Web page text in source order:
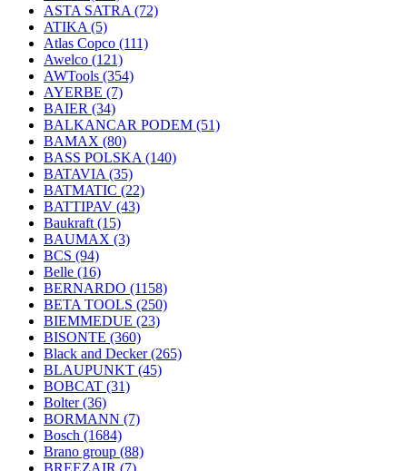
ASTA SATRA (72)
ATIKA (5)
Atlas Copco (111)
Awelco (121)
AWTools (354)
AYERBE (7)
BAIER (34)
BALKANCAR PODEM (51)
BAMAX (80)
BASS POLSKA (140)
BATAVIA (35)
BATMATIC (22)
BATTIPAV (43)
Baukraft (15)
BAUMAX (3)
BCS (94)
Belle (16)
BERNARDO (1158)
BETA TOOLS (250)
BIEMMEDUE (23)
BISONTE (360)
Black and Decker(265)
BLAUPUNKT (45)
BOBCAT (31)
Bolter(36)
BORMANN (7)
Bosch (1684)
Brano group (88)
BREEZAIR (7)